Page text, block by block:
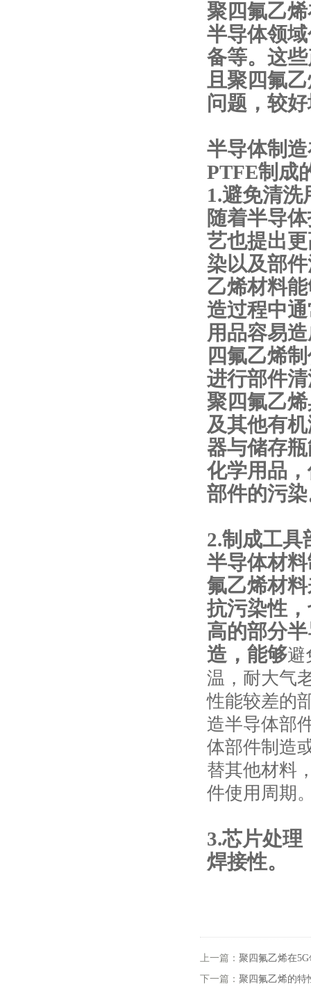
聚四氟乙
半导体领
备等。这
且聚四氟
问题，较
半导体制
PTFE制成
1.避免清洗
随着半导
艺也提出
染以及部
乙烯材料
造过程中
用品容易
四氟乙烯
进行部件
聚四氟乙
及其他有
器与储存
化学用品
部件的污
2.制成工具
半导体材
氟乙烯材
抗污染性
高的部分
造，能够避
温，耐大气
性能较差的
造半导体部
体部件制造
替其他材料
件使用周期
3.芯片处理
焊接性。
上一篇： 聚四氟乙烯在
下一篇： 聚四氟乙烯的特